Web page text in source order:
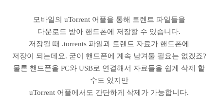
모바일의 uTorrent 어플을 통해 토렌트 파일들을
다운로드 받아 핸드폰에 저장할 수 있습니다.
저장될 때 .torrents 파일과 토렌트 자료가 핸드폰에
저장이 되는데요. 굳이 핸드폰에 계속 남겨둘 필요는 없겠죠?
물론 핸드폰을 PC와 USB로 연결해서 자료들을 쉽게 삭제 할
수도 있지만
uTorrent 어플에서도 간단하게 삭제가 가능합니다.